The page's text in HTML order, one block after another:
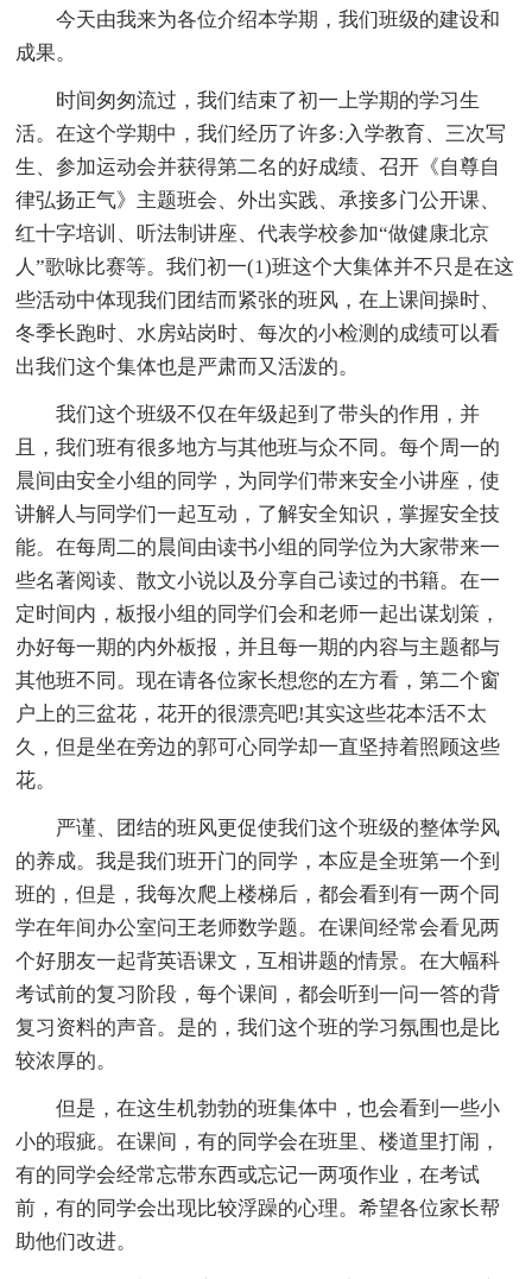
今天由我来为各位介绍本学期，我们班级的建设和
成果。
时间匆匆流过，我们结束了初一上学期的学习生
活。在这个学期中，我们经历了许多:入学教育、三次写
生、参加运动会并获得第二名的好成绩、召开《自尊自
律弘扬正气》主题班会、外出实践、承接多门公开课、
红十字培训、听法制讲座、代表学校参加“做健康北京
人”歌咏比赛等。我们初一(1)班这个大集体并不只是在这
些活动中体现我们团结而紧张的班风，在上课间操时、
冬季长跑时、水房站岗时、每次的小检测的成绩可以看
出我们这个集体也是严肃而又活泼的。
我们这个班级不仅在年级起到了带头的作用，并
且，我们班有很多地方与其他班与众不同。每个周一的
晨间由安全小组的同学，为同学们带来安全小讲座，使
讲解人与同学们一起互动，了解安全知识，掌握安全技
能。在每周二的晨间由读书小组的同学位为大家带来一
些名著阅读、散文小说以及分享自己读过的书籍。在一
定时间内，板报小组的同学们会和老师一起出谋划策，
办好每一期的内外板报，并且每一期的内容与主题都与
其他班不同。现在请各位家长想您的左方看，第二个窗
户上的三盆花，花开的很漂亮吧!其实这些花本活不太
久，但是坐在旁边的郭可心同学却一直坚持着照顾这些
花。
严谨、团结的班风更促使我们这个班级的整体学风
的养成。我是我们班开门的同学，本应是全班第一个到
班的，但是，我每次爬上楼梯后，都会看到有一两个同
学在年间办公室问王老师数学题。在课间经常会看见两
个好朋友一起背英语课文，互相讲题的情景。在大幅科
考试前的复习阶段，每个课间，都会听到一问一答的背
复习资料的声音。是的，我们这个班的学习氛围也是比
较浓厚的。
但是，在这生机勃勃的班集体中，也会看到一些小
小的瑕疵。在课间，有的同学会在班里、楼道里打闹，
有的同学会经常忘带东西或忘记一两项作业，在考试
前，有的同学会出现比较浮躁的心理。希望各位家长帮
助他们改进。